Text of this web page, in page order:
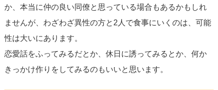
か、本当に仲の良い同僚と思っている場合もあるかもしれ
ませんが、わざわざ異性の方と2人で食事にいくのは、可能
性は大いにあります。
恋愛話をふってみるだとか、休日に誘ってみるとか、何か
きっかけ作りをしてみるのもいいと思います。